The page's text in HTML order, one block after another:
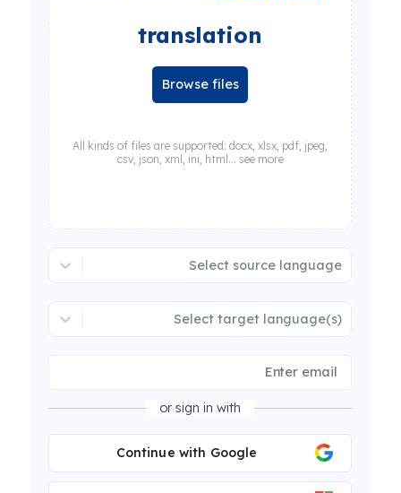
translation
Browse files
All kinds of files are supported: docx, xlsx, pdf, jpeg,
csv, json, xml, ini, html... see more
Select source language
Select target language(s)
or sign in with
Continue with Google